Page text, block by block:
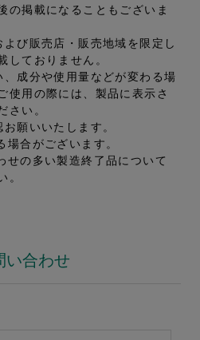
の掲載になることもございま
び販売店・販売地域を限定し
しておりません。
成分や使用量などが変わる場
使用の際には、製品に表示さ
さい。
願いいたします。
合がございます。
の多い製造終了品について
。
い合わせ